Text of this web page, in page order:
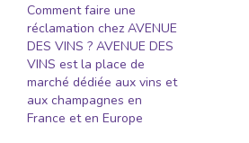
Comment faire une
réclamation chez AVENUE
DES VINS ? AVENUE DES
VINS est la place de
marché dédiée aux vins et
aux champagnes en
France et en Europe